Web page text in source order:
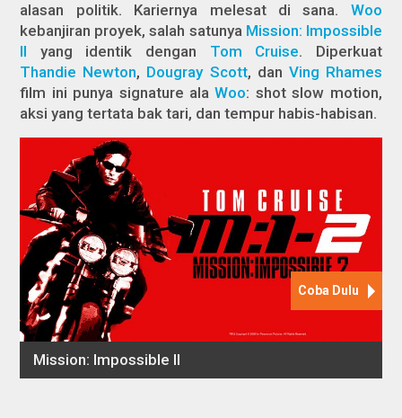
alasan politik. Kariernya melesat di sana. Woo
kebanjiran proyek, salah satunya Mission: Impossible
II yang identik dengan Tom Cruise. Diperkuat
Thandie Newton, Dougray Scott, dan Ving Rhames
film ini punya signature alaWoo: shot slow motion,
aksi yang tertata bak tari, dan tempur habis-habisan.